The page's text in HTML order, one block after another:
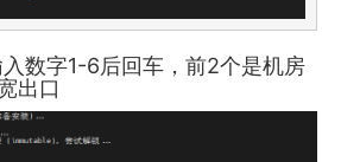
数字1-6后回车，前2个是机房
出口